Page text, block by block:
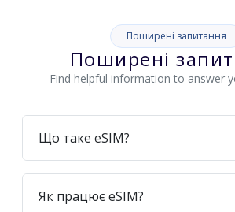
Поширені запитання
Поширені
Find helpful information to answer
Що таке eSIM?
Як працює eSIM?